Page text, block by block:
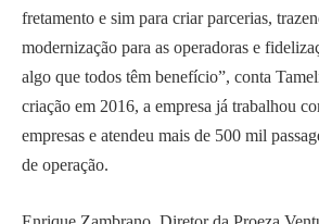
fretamento e sim para criar parcerias,
modernização para as operadoras e
algo que todos têm benefício”, conta
criação em 2016, a empresa já trabalhou
empresas e atendeu mais de 500 mil
de operação.